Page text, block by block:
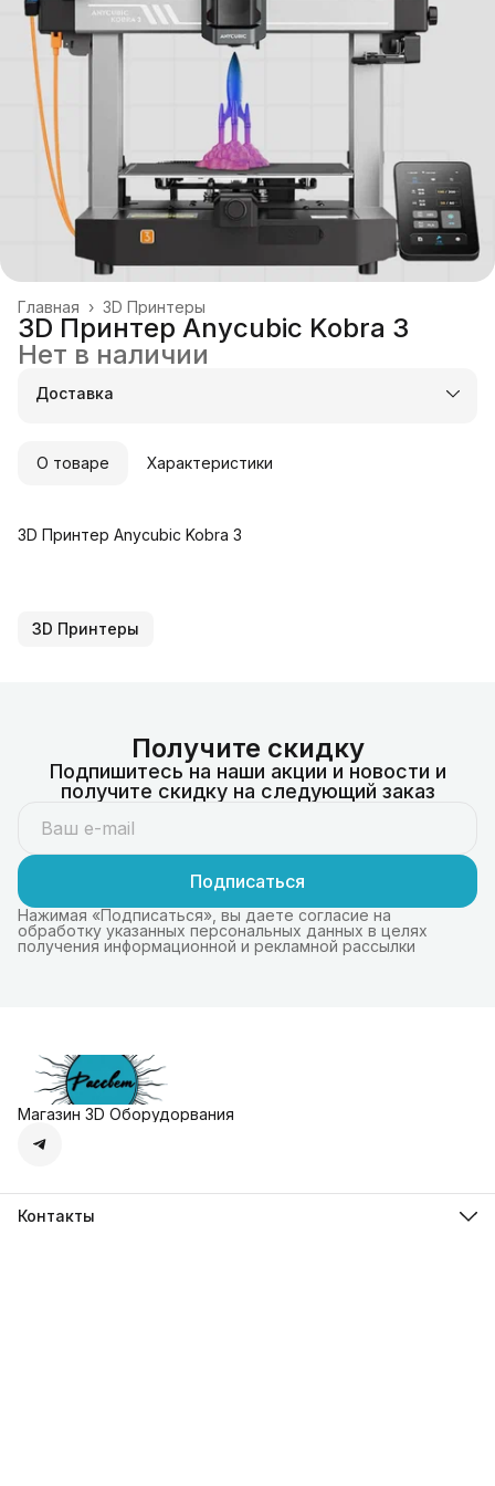
3D Принтеры
Главная ›
3D Принтер Anycubic Kobra 3
Нет в наличии
Доставка
О товаре Характеристики
3D Принтер Anycubic Kobra 3
3D Принтеры
Получите скидку
Подпишитесь на наши акции и новости и
получите скидку на следующий заказ
Подписаться
Нажимая «Подписаться», вы даете согласие на
обработку указанных персональных данных в целях
получения информационной и рекламной рассылки
Магазин 3D Оборудорвания
Контакты